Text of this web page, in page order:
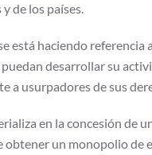
de los países.
está haciendo
desarrollar su
a usurpadores de sus
en la concesión de
obtener un monopolio de